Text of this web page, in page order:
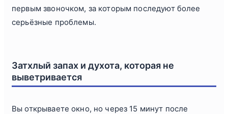
первым звоночком, за которым последуют более
серьёзные проблемы.
Затхлый запах и духота, которая не
выветривается
Вы открываете окно, но через 15 минут после